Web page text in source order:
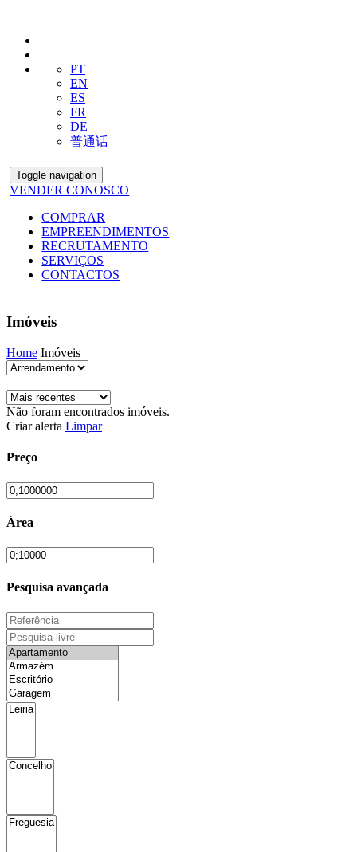
PT
EN
ES
FR
DE
普通话
Toggle navigation
VENDER CONOSCO
COMPRAR
EMPREENDIMENTOS
RECRUTAMENTO
SERVIÇOS
CONTACTOS
Imóveis
Home Imóveis
Não foram encontrados imóveis.
Criar alerta Limpar
Preço
Área
Pesquisa avançada